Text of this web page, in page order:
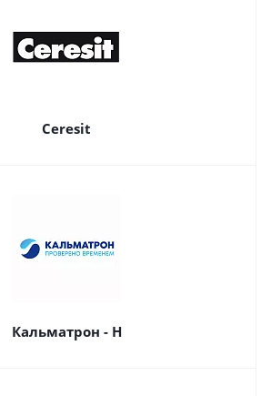
Ceresit
Кальматрон - Н